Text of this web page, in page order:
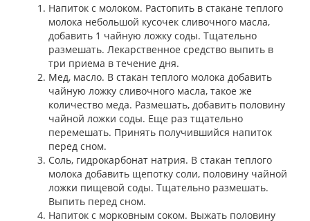
Напиток с молоком. Растопить в стакане теплого
молока небольшой кусочек сливочного масла,
добавить 1 чайную ложку соды. Тщательно
размешать. Лекарственное средство выпить в
три приема в течение дня.
Мед, масло. В стакан теплого молока добавить
чайную ложку сливочного масла, такое же
количество меда. Размешать, добавить половину
чайной ложки соды. Еще раз тщательно
перемешать. Принять получившийся напиток
перед сном.
Соль, гидрокарбонат натрия. В стакан теплого
молока добавить щепотку соли, половину чайной
ложки пищевой соды. Тщательно размешать.
Выпить перед сном.
Напиток с морковным соком. Выжать половину